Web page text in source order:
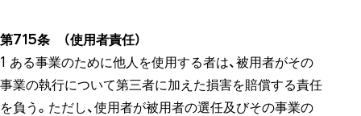
第715条 （使用者責任）
1 ある事業のために他人を使用する者は、被用者がその
事業の執行について第三者に加えた損害を賠償する責任
を負う。ただし、使用者が被用者の選任及びその事業の